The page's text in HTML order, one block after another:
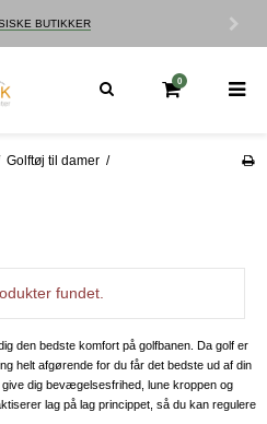
BUTIKKER
0
Golftøj til damer /
fundet.
den bedste komfort på golfbanen. Da golf er
helt afgørende for du får det bedste ud af din
dig bevægelsesfrihed, lune kroppen og
lag på lag princippet, så du kan regulere